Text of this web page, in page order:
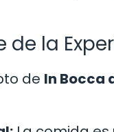
de la
de In Bocca